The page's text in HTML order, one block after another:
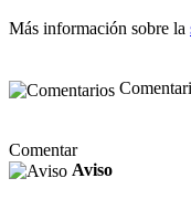
Más información sobre la
Comentar
Aviso